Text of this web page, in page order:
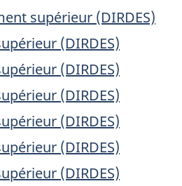
supérieur (DIRDES)
(DIRDES)
(DIRDES)
(DIRDES)
(DIRDES)
(DIRDES)
(DIRDES)